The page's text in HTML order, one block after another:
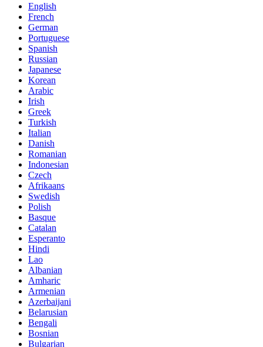
English
French
German
Portuguese
Spanish
Russian
Japanese
Korean
Arabic
Irish
Greek
Turkish
Italian
Danish
Romanian
Indonesian
Czech
Afrikaans
Swedish
Polish
Basque
Catalan
Esperanto
Hindi
Lao
Albanian
Amharic
Armenian
Azerbaijani
Belarusian
Bengali
Bosnian
Bulgarian